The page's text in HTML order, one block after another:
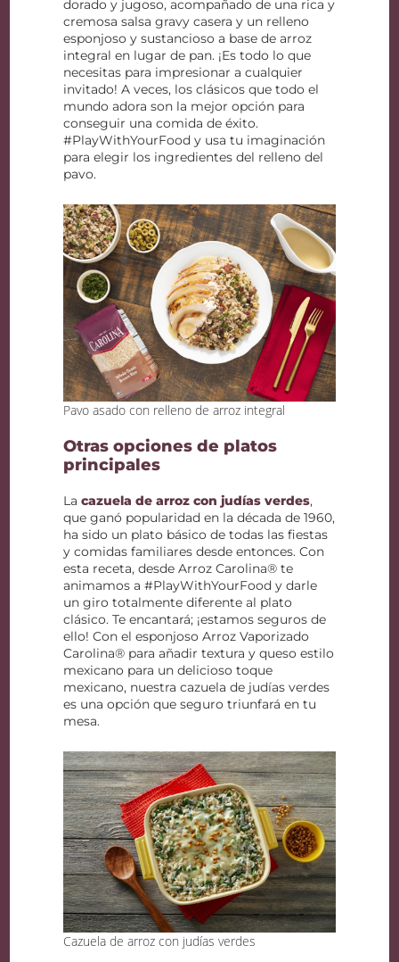
dorado y jugoso, acompañado de una rica y
cremosa salsa gravy casera y un relleno
esponjoso y sustancioso a base de arroz
integral en lugar de pan. ¡Es todo lo que
necesitas para impresionar a cualquier
invitado! A veces, los clásicos que todo el
mundo adora son la mejor opción para
conseguir una comida de éxito.
#PlayWithYourFood y usa tu imaginación
para elegir los ingredientes del relleno del
pavo.
Pavo asado con relleno de arroz integral
Otras opciones de platos
principales
Lacazuela de arroz con judías verdes,
que ganó popularidad en la década de 1960,
ha sido un plato básico de todas las fiestas
y comidas familiares desde entonces. Con
esta receta, desde Arroz Carolina® te
animamos a #PlayWithYourFood y darle
un giro totalmente diferente al plato
clásico. Te encantará; ¡estamos seguros de
ello! Con el esponjoso Arroz Vaporizado
Carolina® para añadir textura y queso estilo
mexicano para un delicioso toque
mexicano, nuestra cazuela de judías verdes
es una opción que seguro triunfará en tu
mesa.
Cazuela de arroz con judías verdes